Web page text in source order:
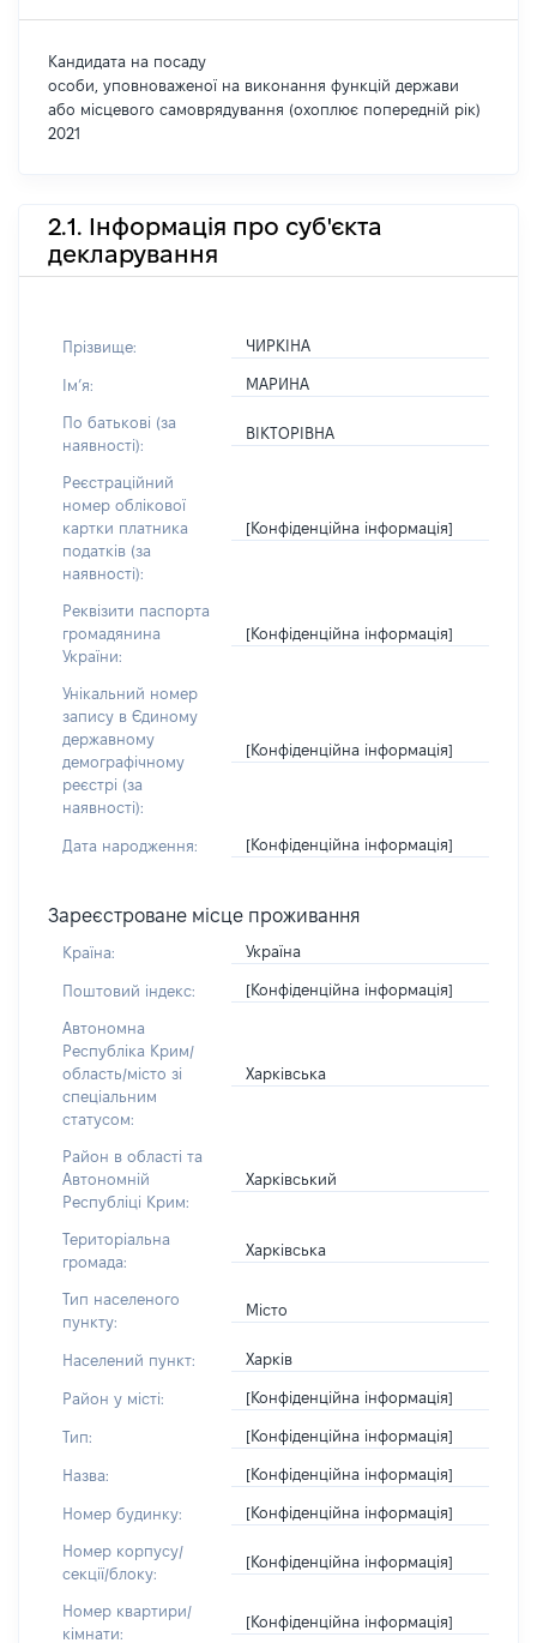
Кандидата на посаду
особи, уповноваженої на виконання функцій держави
або місцевого самоврядування (охоплює попередній рік)
2021
2.1. Інформація про суб'єкта
декларування
Прізвище: ЧИРКІНА
Імʼя: МАРИНА
По батькові (за
наявності):
ВІКТОРІВНА
Реєстраційний
номер облікової
картки платника
податків (за
наявності):
[Конфіденційна інформація]
Реквізити паспорта
громадянина
України:
[Конфіденційна інформація]
Унікальний номер
запису в Єдиному
державному
демографічному
реєстрі (за
наявності):
[Конфіденційна інформація]
Дата народження: [Конфіденційна інформація]
Зареєстроване місце проживання
Країна: Україна
Поштовий індекс: [Конфіденційна інформація]
Автономна
Республіка Крим/
область/місто зі
спеціальним
статусом:
Харківська
Район в області та
Автономній
Республіці Крим:
Харківський
Територіальна
громада:
Харківська
Тип населеного
пункту:
Місто
Населений пункт: Харків
Район у місті: [Конфіденційна інформація]
Тип: [Конфіденційна інформація]
Назва: [Конфіденційна інформація]
Номер будинку: [Конфіденційна інформація]
Номер корпусу/
секції/блоку:
[Конфіденційна інформація]
Номер квартири/
кімнати:
[Конфіденційна інформація]